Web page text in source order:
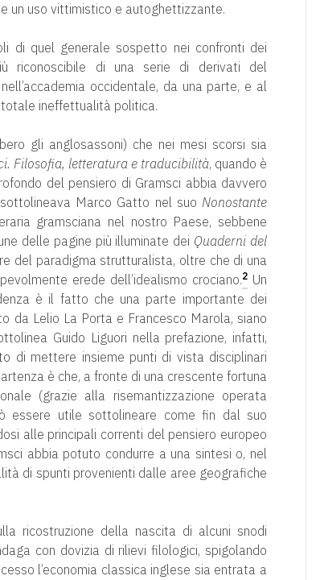
un uso vittimistico e autoghettizzante.
di quel generale sospetto nei confronti dei
riconoscibile di una serie di derivati del
occidentale, da una parte, e al
ineffettualità politica.
gli anglosassoni) che nei mesi scorsi sia
Filosofia, letteratura e traducibilità, quando è
del pensiero di Gramsci abbia davvero
Marco Gatto nel suo Nonostante
gramsciana nel nostro Paese, sebbene
delle pagine più illuminate dei Quaderni del
del paradigma strutturalista, oltre che di una
erede dell’idealismo crociano.2 Un
è il fatto che una parte importante dei
da Lelio La Porta e Francesco Marola, siano
Guido Liguori nella prefazione, infatti,
di mettere insieme punti di vista disciplinari
è che, a fronte di una crescente fortuna
(grazie alla risemantizzazione operata
essere utile sottolineare come fin dal suo
alle principali correnti del pensiero europeo
abbia potuto condurre a una sintesi o, nel
di spunti provenienti dalle aree geografiche
ricostruzione della nascita di alcuni snodi
con dovizia di rilievi filologici, spigolando
l’economia classica inglese sia entrata a